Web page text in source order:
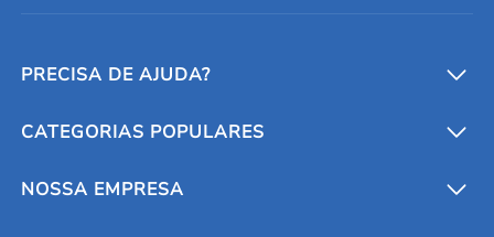
PRECISA DE AJUDA?
Conversores e calculadoras
Entre em contato conosco
CATEGORIAS POPULARES
Metais refratários
NOSSA EMPRESA